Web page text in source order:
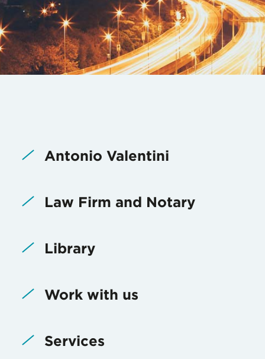
Antonio Valentini
Law Firm and Notary
Library
Work with us
Services